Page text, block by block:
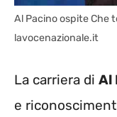
Al Pacino ospite Che
lavocenazionale.it
La carriera di Al
e